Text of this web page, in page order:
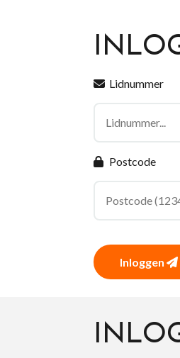
Lidnummer
Postcode
Inloggen